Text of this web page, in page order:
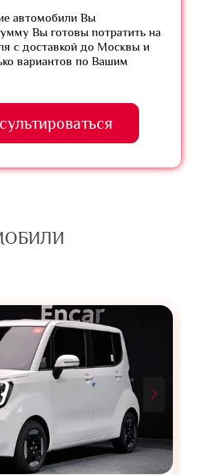
автомобили Вы
Вы готовы потратить на
с доставкой до Москвы и
вариантов по Вашим